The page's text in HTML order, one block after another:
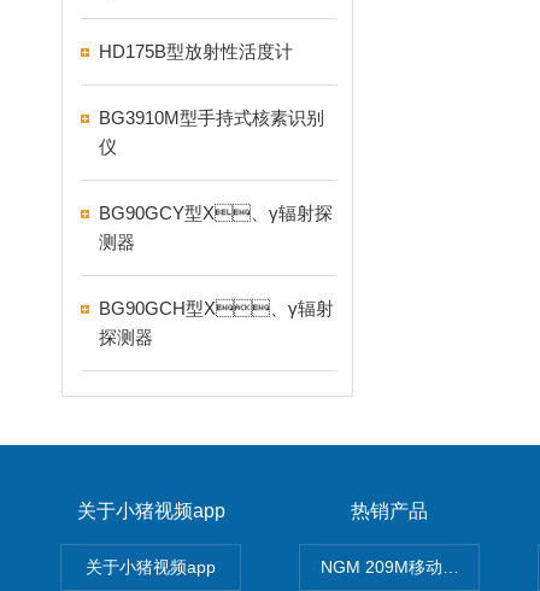
HD175B型放射性活度计
BG3910M型手持式核素识别
仪
BG90GCY型X、γ辐射探
测器
BG90GCH型X、γ辐射
探测器
关于小猪视频app
关于小猪视频app
热销产品
NGM 209M移动式惰性气体